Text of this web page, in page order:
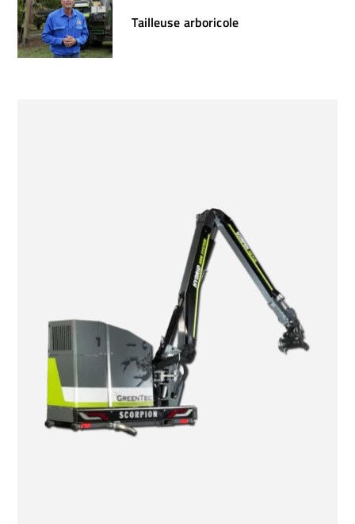
Tailleuse arboricole